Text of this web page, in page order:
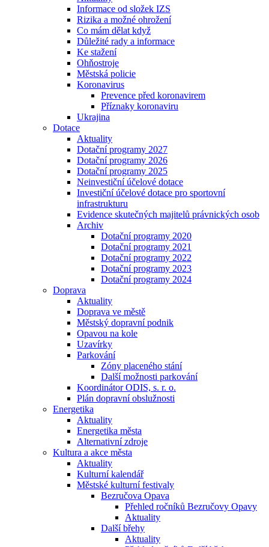
Informace od složek IZS
Rizika a možné ohrožení
Co mám dělat když
Důležité rady a informace
Ke stažení
Ohňostroje
Městská policie
Koronavirus
Prevence před koronavirem
Příznaky koronaviru
Ukrajina
Dotace
Aktuality
Dotační programy 2027
Dotační programy 2026
Dotační programy 2025
Neinvestiční účelové dotace
Investiční účelové dotace pro sportovní
infrastrukturu
Evidence skutečných majitelů právnických osob
Archiv
Dotační programy 2020
Dotační programy 2021
Dotační programy 2022
Dotační programy 2023
Dotační programy 2024
Doprava
Aktuality
Doprava ve městě
Městský dopravní podnik
Opavou na kole
Uzavírky
Parkování
Zóny placeného stání
Další možnosti parkování
Koordinátor ODIS, s. r. o.
Plán dopravní obslužnosti
Energetika
Aktuality
Energetika města
Alternativní zdroje
Kultura a akce města
Aktuality
Kulturní kalendář
Městské kulturní festivaly
Bezručova Opava
Přehled ročníků Bezručovy Opavy
Aktuality
Další břehy
Aktuality